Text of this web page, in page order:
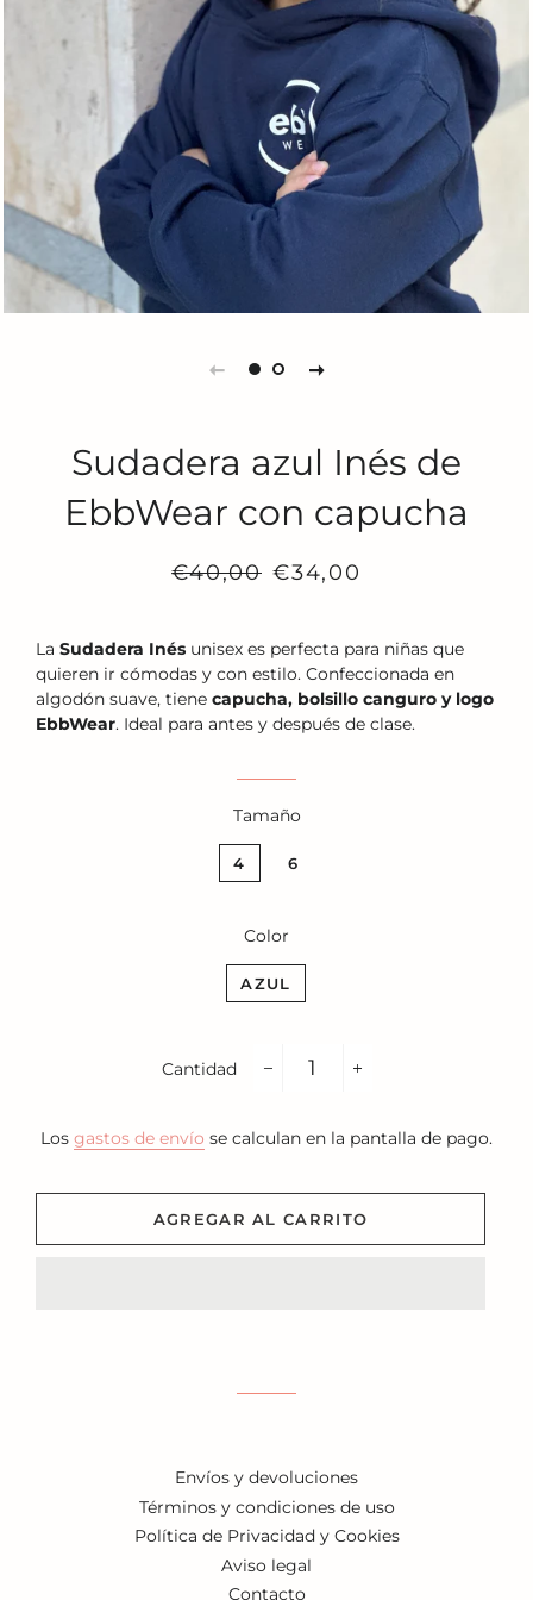
Sudadera azul Inés de
EbbWear con capucha
Precio
€40,00 Precio
€34,00
La Sudadera Inés unisex es perfecta para niñas que
quieren ir cómodas y con estilo. Confeccionada en
algodón suave, tiene capucha, bolsillo canguro y logo
EbbWear. Ideal para antes y después de clase.
Tamaño
4 6
Color
AZUL
Cantidad
Los gastos de envío se calculan en la pantalla de pago.
AGREGAR AL CARRITO
Envíos y devoluciones
Términos y condiciones de uso
Política de Privacidad y Cookies
Aviso legal
Contacto